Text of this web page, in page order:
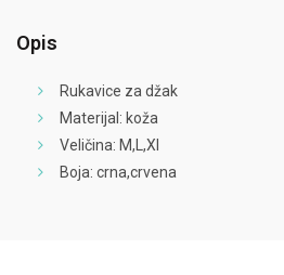
Opis
Rukavice za džak
Materijal: koža
Veličina: M,L,Xl
Boja: crna,crvena